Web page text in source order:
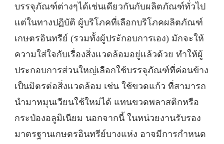
บรรจุภัณฑ์ต่างๆได้เช่นเดียวกันกับผลิตภัณฑ์ทั่วไป
แต่ในทางปฏิบัติ ผู้บริโภคที่เลือกบริโภคผลิตภัณฑ์
เกษตรอินทรีย์ (รวมทั้งผู้ประักอบการเอง) มักจะให้
ความใส่ใจกับเรื่องสิ่งแวดล้อมอยู่แล้วด้วย ทำให้ผู้
ประกอบการส่วนใหญ่เลือกใช้บรรจุภัณฑ์ที่ค่อนข้าง
เป็นมิตรต่อสิ่งแวดล้อม เช่น ใช้ขวดแก้ว ที่สามารถ
นำมาหมุนเวียนใช้ใหม่ได้ แทนขวดพลาสติกหรือ
กระป๋องอลูมิเนียม นอกจากนี้ ในหน่วยงานรับรอง
มาตรฐานเกษตรอินทรีย์บางแห่ง อาจมีการกำหนด